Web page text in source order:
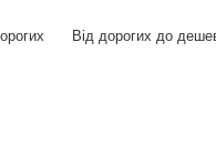
Від дорогих до